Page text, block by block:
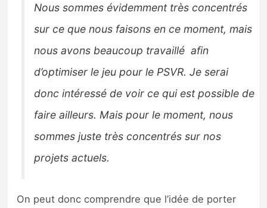
Nous sommes évidemment très concentrés
sur ce que nous faisons en ce moment, mais
nous avons beaucoup travaillé afin
d’optimiser le jeu pour le PSVR. Je serai
donc intéressé de voir ce qui est possible de
faire ailleurs. Mais pour le moment, nous
sommes juste très concentrés sur nos
projets actuels.
On peut donc comprendre que l’idée de porter